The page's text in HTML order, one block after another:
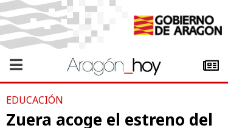
EDUCACIÓN
Zuera acoge el estreno del